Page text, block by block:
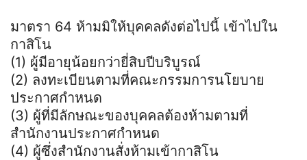
มาตรา 64 ห้ามมิให้บุคคลดังต่อไปนี้ เข้าไปใน
กาสิโน
(1) ผู้มีอายุน้อยกว่ายี่สิบปีบริบูรณ์
(2) ลงทะเบียนตามที่คณะกรรมการนโยบาย
ประกาศกำหนด
(3) ผู้ที่มีลักษณะของบุคคลต้องห้ามตามที่
สำนักงานประกาศกำหนด
(4) ผู้ซึ่งสำนักงานสั่งห้ามเข้ากาสิโน